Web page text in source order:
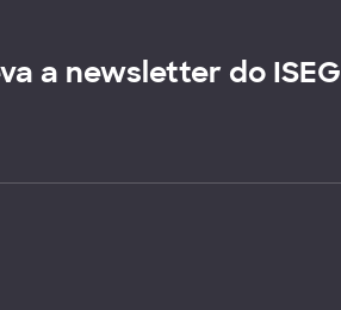
a newsletter do ISEG